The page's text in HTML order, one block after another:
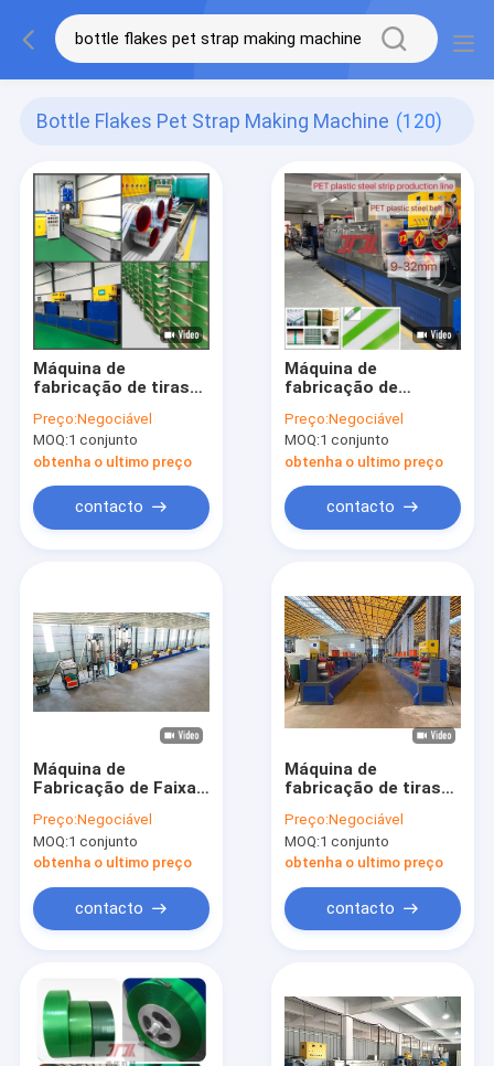
Bottle Flakes Pet Strap Making Machine (120)
Máquina de
fabricação de tiras
recicladas de PET
200KW Fabricação de
tiras
Preço:Negociável
MOQ:1 conjunto
obtenha o ultimo preço
contacto
Máquina de
fabricação de
25mm 100% PET
Botella Flake
Material PET Strap
Making Machine
Preço:Negociável
MOQ:1 conjunto
obtenha o ultimo preço
contacto
Máquina de
Fabricação de Faixas
12mm Largura
Preço:Negociável
MOQ:1 conjunto
obtenha o ultimo preço
contacto
Máquina de
fabricação de tiras
garrafas 200KW
Banda de fixação de
tiras de PET de alta
totalmente
automática
Preço:Negociável
MOQ:1 conjunto
obtenha o ultimo preço
contacto